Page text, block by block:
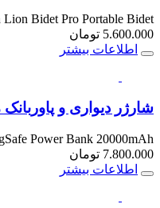
Lion Bidet Pro Portable Bidet
5.600.000 تومان
اطلاعات بیشتر
شارژر دیواری و پاوربانک مگ سیف
Power Bank 20000mAh
7.800.000 تومان
اطلاعات بیشتر